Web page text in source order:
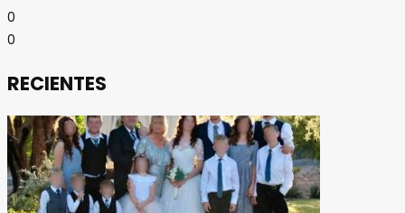
0
0
RECIENTES